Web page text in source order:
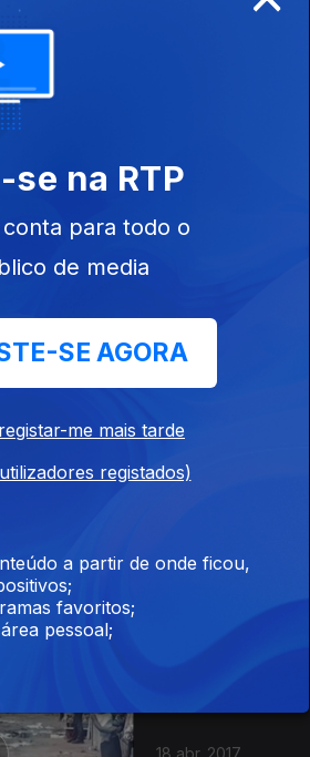
09 mai. 2017
02 mai. 2017
25 abr. 2017
18 abr. 2017
na RTP
para todo o
de media
SE AGORA
me mais tarde
registados)
a partir de onde ficou,
favoritos;
pessoal;